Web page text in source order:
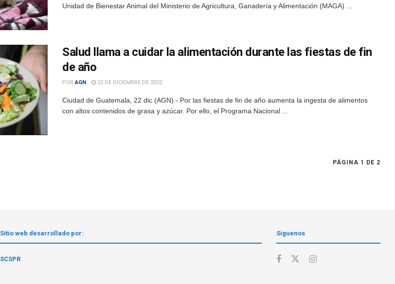
Unidad de Bienestar Animal del Ministerio de Agricultura, Ganadería y Alimentación (MAGA) ...
Salud llama a cuidar la alimentación durante las fiestas de fin
de año
POR AGN 22 DE DICIEMBRE DE 2022
Ciudad de Guatemala, 22 dic (AGN).- Por las fiestas de fin de año aumenta la ingesta de alimentos
con altos contenidos de grasa y azúcar. Por ello, el Programa Nacional ...
PÁGINA 1 DE 2
Sitio web desarrollado por:
SCSPR
Síguenos